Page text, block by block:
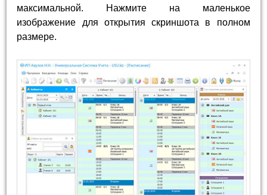
максимальной. Нажмите на маленькое
изображение для открытия скриншота в полном
размере.